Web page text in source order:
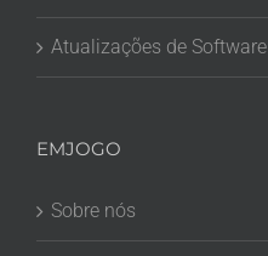
Atualizações de Software
EMJOGO
Sobre nós